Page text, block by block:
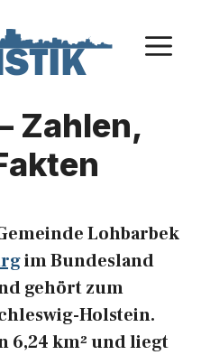
Zahlen,
Lohbarbek
im Bundesland
gehört zum
Holstein.
6,24 km² und liegt